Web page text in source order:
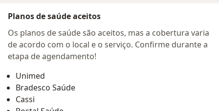
Planos de saúde aceitos
Os planos de saúde são aceitos, mas a cobertura varia
de acordo com o local e o serviço. Confirme durante a
etapa de agendamento!
Unimed
Bradesco Saúde
Cassi